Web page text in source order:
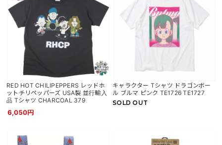
RED HOT CHILIPEPPERS レッドホ
ットチリペッパーズ USA製 並行輸入
品 Tシャツ CHARCOAL 379
6,050円
キャラクター Tシャツ ドラゴンボー
ル ブルマ ピンク TE1726 TE1727
SOLD OUT